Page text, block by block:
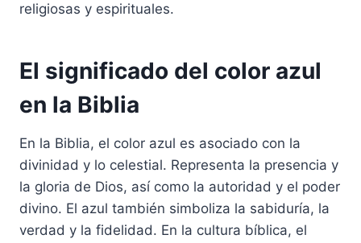
religiosas y espirituales.
El significado del color azul
en la Biblia
En la Biblia, el color azul es asociado con la
divinidad y lo celestial. Representa la presencia y
la gloria de Dios, así como la autoridad y el poder
divino. El azul también simboliza la sabiduría, la
verdad y la fidelidad. En la cultura bíblica, el